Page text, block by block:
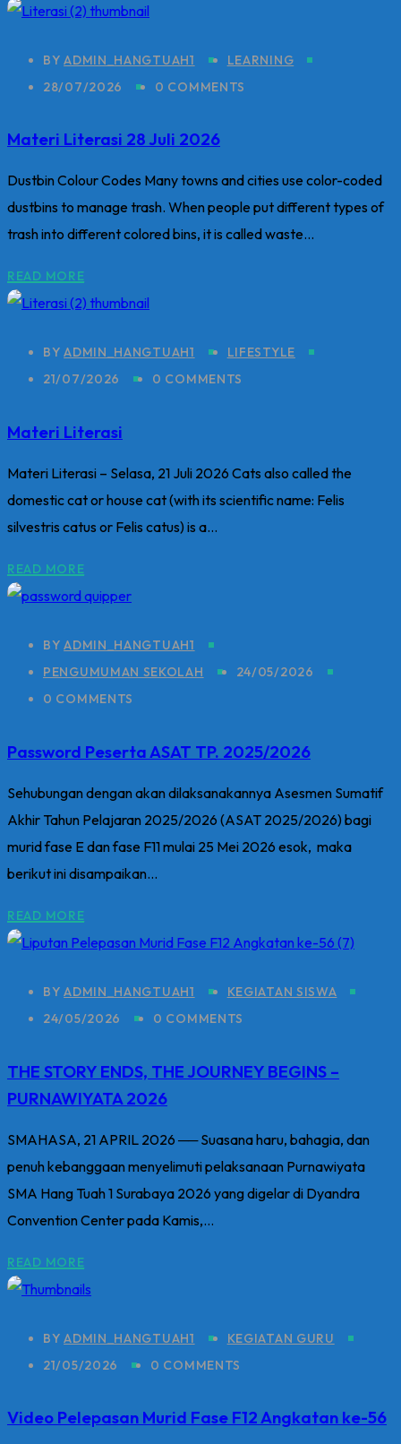
BYADMIN_HANGTUAH1
LEARNING
28/07/2026
0 COMMENTS
Materi Literasi 28 Juli 2026
Dustbin Colour Codes Many towns and cities use color-coded
dustbins to manage trash. When people put different types of
trash into different colored bins, it is called waste...
READ MORE
BYADMIN_HANGTUAH1
LIFESTYLE
21/07/2026
0 COMMENTS
Materi Literasi
Materi Literasi – Selasa, 21 Juli 2026 Cats also called the
domestic cat or house cat (with its scientific name: Felis
silvestris catus or Felis catus) is a...
READ MORE
BYADMIN_HANGTUAH1
PENGUMUMAN SEKOLAH
24/05/2026
0 COMMENTS
Password Peserta ASAT TP. 2025/2026
Sehubungan dengan akan dilaksanakannya Asesmen Sumatif
Akhir Tahun Pelajaran 2025/2026 (ASAT 2025/2026) bagi
murid fase E dan fase F11 mulai 25 Mei 2026 esok, maka
berikut ini disampaikan...
READ MORE
BYADMIN_HANGTUAH1
KEGIATAN SISWA
24/05/2026
0 COMMENTS
THE STORY ENDS, THE JOURNEY BEGINS –
PURNAWIYATA 2026
SMAHASA, 21 APRIL 2026 ── Suasana haru, bahagia, dan
penuh kebanggaan menyelimuti pelaksanaan Purnawiyata
SMA Hang Tuah 1 Surabaya 2026 yang digelar di Dyandra
Convention Center pada Kamis,...
READ MORE
BYADMIN_HANGTUAH1
KEGIATAN GURU
21/05/2026
0 COMMENTS
Video Pelepasan Murid Fase F12 Angkatan ke-56